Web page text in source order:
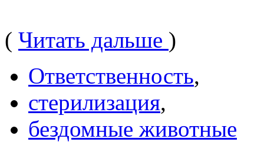
( Читать дальше )
Ответственность,
стерилизация,
бездомные животные